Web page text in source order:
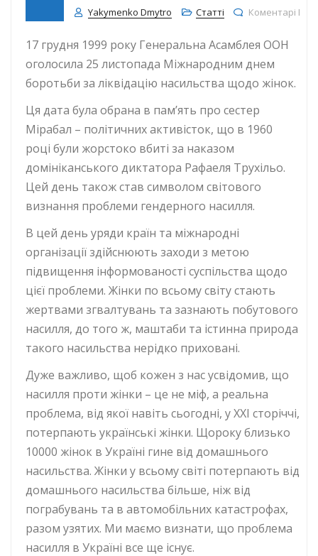
Yakymenko Dmytro Статті Коментарі
17 грудня 1999 року Генеральна Асамблея ООН
оголосила 25 листопада Міжнародним днем
боротьби за ліквідацію насильства щодо жінок.
Ця дата була обрана в пам’ять про сестер
Мірабал – політичних активісток, що в 1960
році були жорстоко вбиті за наказом
домініканського диктатора Рафаеля Трухільо.
Цей день також став символом світового
визнання проблеми гендерного насилля.
В цей день уряди країн та міжнародні
організації здійснюють заходи з метою
підвищення інформованості суспільства щодо
цієї проблеми. Жінки по всьому світу стають
жертвами згвалтувань та зазнають побутового
насилля, до того ж, маштаби та істинна природа
такого насильства нерідко приховані.
Дуже важливо, щоб кожен з нас усвідомив, що
насилля проти жінки – це не міф, а реальна
проблема, від якої навіть сьогодні, у XXI сторіччі,
потерпають українські жінки. Щороку близько
10000 жінок в Україні гине від домашнього
насильства. Жінки у всьому світі потерпають від
домашнього насильства більше, ніж від
пограбувань та в автомобільних катастрофах,
разом узятих. Ми маємо визнати, що проблема
насилля в Україні все ще існує.